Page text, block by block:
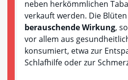
neben herkömmlichen
verkauft werden. Die
berauschende Wirkung,
vor allem aus
konsumiert, etwa zur
Schlafhilfe oder zur